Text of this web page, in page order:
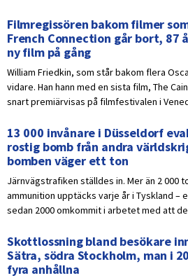
Filmregissören bakom filmer
French Connection går bort, 87
ny film på gång
William Friedkin, som står bakom flera
vidare. Han hann med en sista film, The
snart premiärvisas på filmfestivalen i
13 000 invånare i Düsseldorf
rostig bomb från andra
bomben väger ett ton
Järnvägstrafiken ställdes in. Mer än 2 000
ammunition upptäcks varje år i Tyskland –
sedan 2000 omkommit i arbetet med att
Skottlossning bland besökare
Sätra, södra Stockholm, man i
fyra anhållna